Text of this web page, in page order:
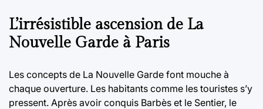
L’irrésistible ascension de La
Nouvelle Garde à Paris
Les concepts de La Nouvelle Garde font mouche à
chaque ouverture. Les habitants comme les touristes s’y
pressent. Après avoir conquis Barbès et le Sentier, le